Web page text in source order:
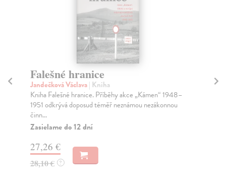
Falešné hranice
Jandečková Václava| Kniha
Kniha Falešné hranice. Příběhy akce „Kámen“ 1948–
1951 odkrývá doposud téměř neznámou nezákonnou
činn...
Zasielame do 12 dní
27,26 €
28,10 € ?